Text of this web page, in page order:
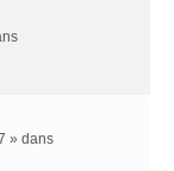
» dans